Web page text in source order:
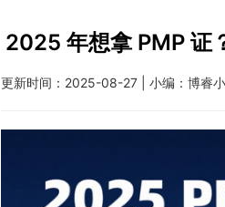
2025 年想拿 PMP 证
更新时间：2025-08-27 | 小编：博睿